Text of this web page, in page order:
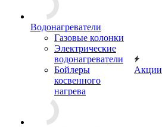
Водонагреватели
Газовые колонки
Электрические
водонагреватели
Бойлеры
косвенного
нагрева
Акции